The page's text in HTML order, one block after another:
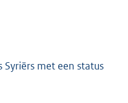
met een status